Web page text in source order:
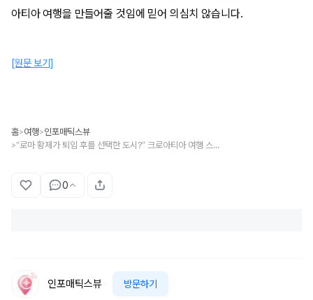
아티아 여행을 만들어줄 것임에 믿어 의심치 않습니다.
[원문 보기]
홈>여행>인포매틱스뷰
> “로마 황제가 퇴임 후를 선택한 도시?” 크로아티아 여행 스플리트 가볼 만한 곳 5
0
인포매틱스뷰 방문하기